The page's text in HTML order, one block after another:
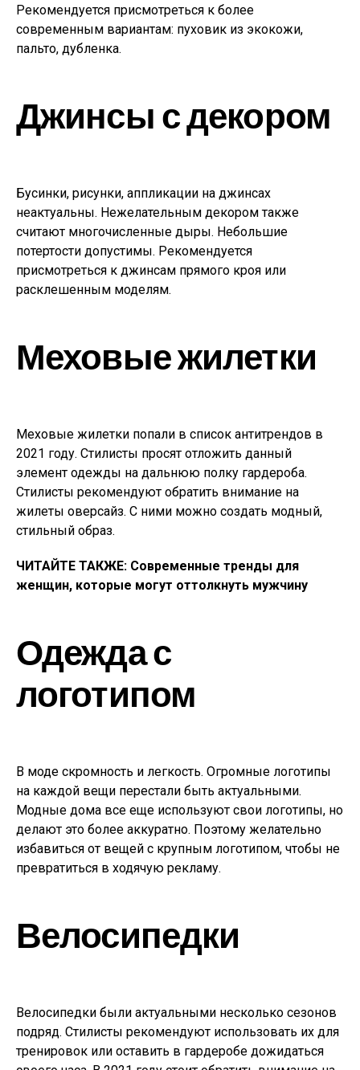
Рекомендуется присмотреться к более
современным вариантам: пуховик из экокожи,
пальто, дубленка.
Джинсы с декором
Бусинки, рисунки, аппликации на джинсах
неактуальны. Нежелательным декором также
считают многочисленные дыры. Небольшие
потертости допустимы. Рекомендуется
присмотреться к джинсам прямого кроя или
расклешенным моделям.
Меховые жилетки
Меховые жилетки попали в список антитрендов в
2021 году. Стилисты просят отложить данный
элемент одежды на дальнюю полку гардероба.
Стилисты рекомендуют обратить внимание на
жилеты оверсайз. С ними можно создать модный,
стильный образ.
ЧИТАЙТЕ ТАКЖЕ: Современные тренды для
женщин, которые могут оттолкнуть мужчину
Одежда с
логотипом
В моде скромность и легкость. Огромные логотипы
на каждой вещи перестали быть актуальными.
Модные дома все еще используют свои логотипы, но
делают это более аккуратно. Поэтому желательно
избавиться от вещей с крупным логотипом, чтобы не
превратиться в ходячую рекламу.
Велосипедки
Велосипедки были актуальными несколько сезонов
подряд. Стилисты рекомендуют использовать их для
тренировок или оставить в гардеробе дожидаться